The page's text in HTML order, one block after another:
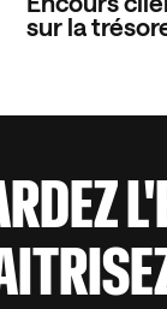
sur la